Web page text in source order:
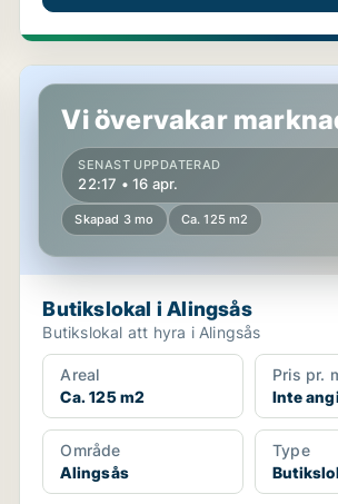
Butikslokal i Alingsås
Vi övervakar
SENAST UPPDATERAD
22:17 • 16 apr.
Skapad 3 mo Ca. 125 m2
Butikslokal i Alingsås
Butikslokal att hyra i Alingsås
Areal
Ca. 125 m2
Pris pr.
Inte
Område
Alingsås
Type